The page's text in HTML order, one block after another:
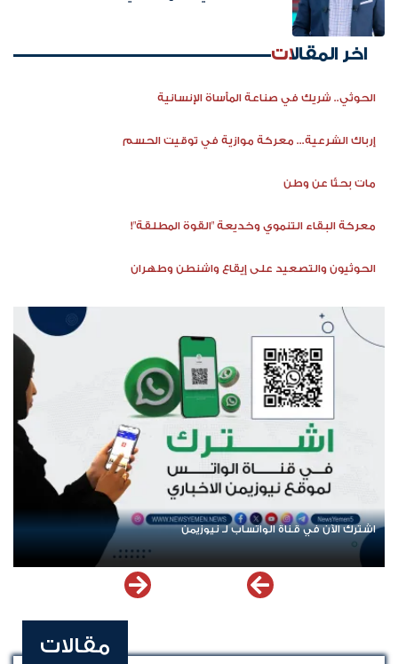
اخر المقالات
الحوثي.. شريك في صناعة المأساة الإنسانية
إرباك الشرعية... معركة موازية في توقيت الحسم
مات بحثًا عن وطن
معركة البقاء التنموي وخديعة "القوة المطلقة"!
الحوثيون والتصعيد على إيقاع واشنطن وطهران
اشترك الآن في قناة الواتساب لـ نيوزيمن
مقالات